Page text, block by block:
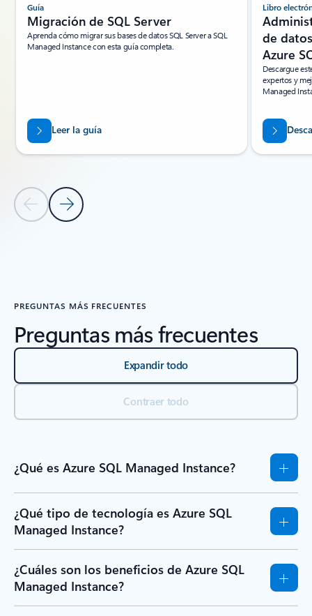
Diapositiva anterior
Siguiente diapositiva
Guía
Migración de SQL Server
Aprenda cómo migrar sus bases de datos SQL Server a SQL
Managed Instance con esta guía completa.
Leer la guía
Libro
de
Azure
Descargue
expertos y
Managed
PREGUNTAS MÁS FRECUENTES
Preguntas más frecuentes
Expandir todo
Contraer todo
¿Qué es Azure SQL Managed Instance?
¿Qué tipo de tecnología es Azure SQL
Managed Instance?
¿Cuáles son los beneficios de Azure SQL
Managed Instance?